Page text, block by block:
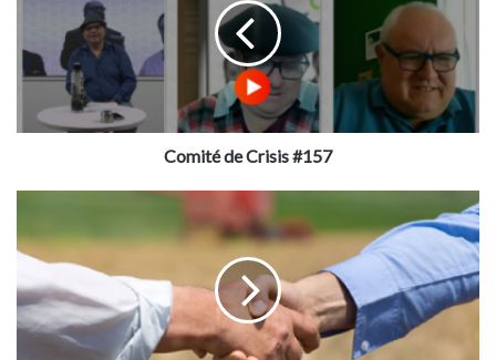
Comité de Crisis #157
viene
el
campo